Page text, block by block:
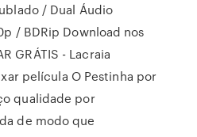
/ Dual Áudio
/ BDRip Download nos
GRÁTIS - Lacraia
película O Pestinha por
qualidade por
de modo que